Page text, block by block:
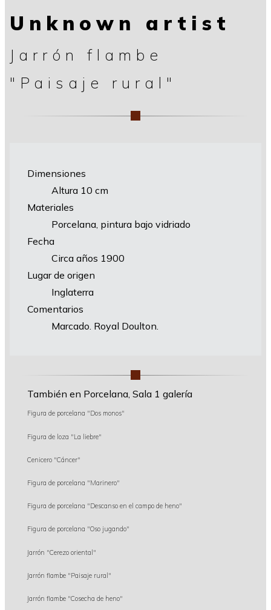
Unknown artist
Jarrón flambe
"Paisaje rural"
Dimensiones
Altura 10 cm
Materiales
Porcelana, pintura bajo vidriado
Fecha
Circa años 1900
Lugar de origen
Inglaterra
Comentarios
Marcado. Royal Doulton.
También en Porcelana, Sala 1 galería
Figura de porcelana "Dos monos"
Figura de loza "La liebre"
Cenicero "Cáncer"
Figura de porcelana "Marinero"
Figura de porcelana "Descanso en el campo de heno"
Figura de porcelana "Oso jugando"
Jarrón "Cerezo oriental"
Jarrón flambe "Paisaje rural"
Jarrón flambe "Cosecha de heno"